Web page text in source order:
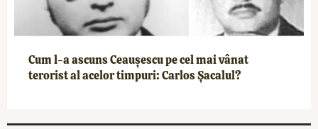
Cum l-a ascuns Ceauşescu pe cel mai vânat
terorist al acelor timpuri: Carlos Şacalul?